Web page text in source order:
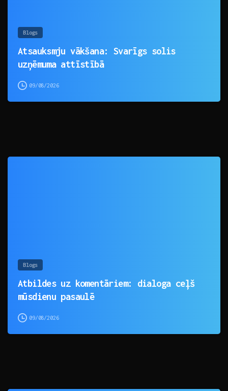
Blogs
Atsauksmju vākšana: Svarīgs solis
uzņēmuma attīstībā
09/08/2026
Blogs
Atbildes uz komentāriem: dialoga ceļš
mūsdienu pasaulē
09/08/2026